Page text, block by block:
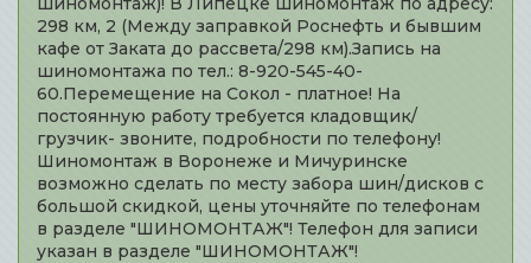
298 км, 2 (Между заправкой Роснефть и бывшим
кафе от Заката до рассвета/298 км).Запись на
шиномонтажа по тел.: 8-920-545-40-
60.Перемещение на Сокол - платное! На
постоянную работу требуется кладовщик/
грузчик- звоните, подробности по телефону!
Шиномонтаж в Воронеже и Мичуринске
возможно сделать по месту забора шин/дисков с
большой скидкой, цены уточняйте по телефонам
в разделе "ШИНОМОНТАЖ"! Телефон для записи
указан в разделе "ШИНОМОНТАЖ"!